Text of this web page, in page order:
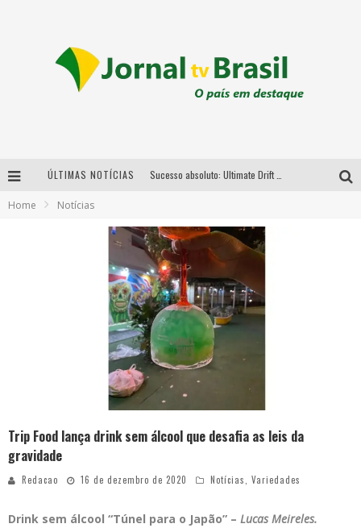
ÚLTIMAS NOTÍCIAS
Home Notícias
Trip Food lança drink sem álcool que desafia as leis da
gravidade
Redacao 16 de dezembro de 2020 Notícias, Variedades
Drink sem álcool “Túnel para o Japão” – Lucas Meireles.